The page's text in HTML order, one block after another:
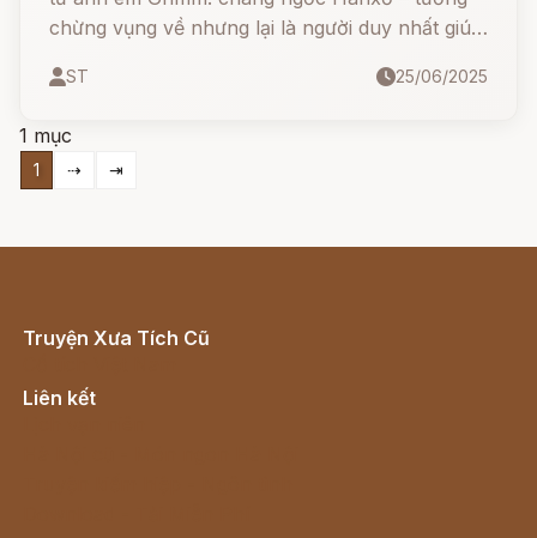
chừng vụng về nhưng lại là người duy nhất giúp
lừa nhà vua tham lam và cuối cùng cưới được
ST 25/06/2025
1 mục
1 ⇢ ⇥
Truyện Xưa Tích Cũ
Liên kết